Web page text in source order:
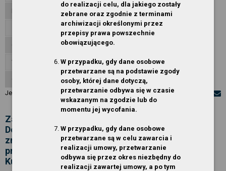
Informacje finansowe
Załatwianie spraw, skargi, wnioski
Oświadczenia majątkowe
Wniosek o udostępnienie informacji publicznej
Jesteś w:
Zarządzenia Dyrektora»ROK 2025
Zarządzenie nr 11/2025 Dyrektora Gryfińskiego
Domu Kultury z dnia 10 grudnia 2025 r. w sprawie
zmiany załącznika Regulaminu wynagradzania
pracowników zatrudnionych w Gryfińskim Domu
Kultury
do realizacji celu, dla jakiego zostały
zebrane oraz zgodnie z terminami
archiwizacji określonymi przez
przepisy prawa powszechnie
obowiązującego.
W przypadku, gdy dane osobowe
przetwarzane są na podstawie zgody
osoby, której dane dotyczą,
przetwarzanie odbywa się w czasie
wskazanym na zgodzie lub do
momentu jej wycofania.
W przypadku, gdy dane osobowe
przetwarzane są w celu zawarcia i
realizacji umowy, przetwarzanie
odbywa się przez okres niezbędny do
realizacji zawartej umowy, a po tym